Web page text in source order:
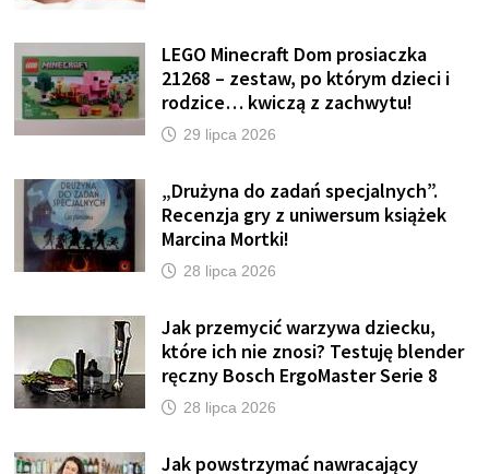
LEGO Minecraft Dom prosiaczka
21268 – zestaw, po którym dzieci i
rodzice… kwiczą z zachwytu!
29 lipca 2026
„Drużyna do zadań specjalnych”.
Recenzja gry z uniwersum książek
Marcina Mortki!
28 lipca 2026
Jak przemycić warzywa dziecku,
które ich nie znosi? Testuję blender
ręczny Bosch ErgoMaster Serie 8
28 lipca 2026
Jak powstrzymać nawracający